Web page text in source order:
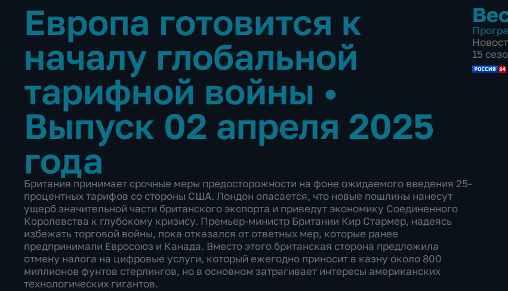
Европа готовится к
началу глобальной
тарифной войны •
Выпуск 02 апреля 2025
года
Британия принимает срочные меры предосторожности на фоне ожидаемого введения 25-
процентных тарифов со стороны США. Лондон опасается, что новые пошлины нанесут
ущерб значительной части британского экспорта и приведут экономику Соединенного
Королевства к глубокому кризису. Премьер-министр Британии Кир Стармер, надеясь
избежать торговой войны, пока отказался от ответных мер, которые ранее
предпринимали Евросоюз и Канада. Вместо этого британская сторона предложила
отмену налога на цифровые услуги, который ежегодно приносит в казну около 800
миллионов фунтов стерлингов, но в основном затрагивает интересы американских
технологических гигантов.
15